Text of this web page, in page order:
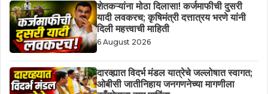
शेतकऱ्यांना मोठा दिलासा! कर्जमाफीची दुसरी
यादी लवकरच; कृषिमंत्री दत्तात्रय भरणे यांनी
दिली महत्त्वाची माहिती
6 August 2026
दारव्ह्यात विदर्भ मंडल यात्रेचे जल्लोषात स्वागत;
ओबीसी जातीनिहाय जनगणनेच्या मागणीला